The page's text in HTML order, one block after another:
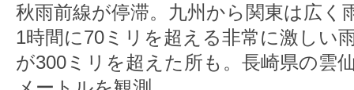
秋雨前線が停滞。九州から関東は広く
1時間に70ミリを超える非常に激しい
が300ミリを超えた所も。長崎県の雲